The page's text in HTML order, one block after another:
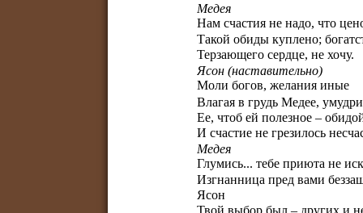
Медея
Нам счастия не надо, что
Такой обиды куплено;
Терзающего сердце, не хочу.
Ясон (наставительно)
Моли богов, желания иные
Влагая в грудь Медее,
Ее, чтоб ей полезное –
И счастие не грезилось
Медея
Глумись... тебе приюта не
Изгнанница пред вами
Ясон
Твой выбор был – других и